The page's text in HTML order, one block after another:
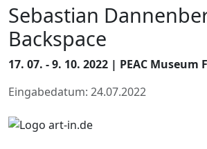
Sebastian
Backspace
17. 07. - 9. 10. 2022 | PEAC Museum
Eingabedatum: 24.07.2022